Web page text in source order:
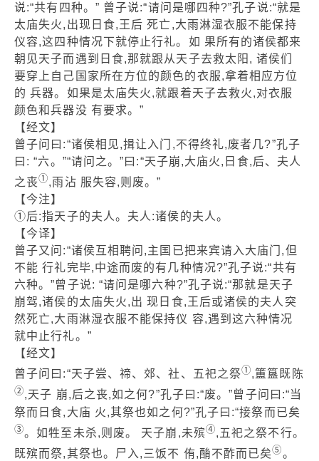
说:“共有四种。” 曾子说:“请问是哪四种?”孔子说:“就是
太庙失火,出现日食,王后 死亡,大雨淋湿衣服不能保持
仪容,这四种情况下就停止行礼。如 果所有的诸侯都来
朝见天子而遇到日食,那就跟从天子去救太阳, 诸侯们
要穿上自己国家所在方位的颜色的衣服,拿着相应方位
的 兵器。如果是太庙失火,就跟着天子去救火,对衣服
颜色和兵器没 有要求。”
【经文】
曾子问曰:“诸侯相见,揖让入门,不得终礼,废者几?”孔子
曰: “六。”“请问之。”曰:“天子崩,大庙火,日食,后、夫人
之丧①,雨沾 服失容,则废。”
【今注】
①后:指天子的夫人。夫人:诸侯的夫人。
【今译】
曾子又问:“诸侯互相聘问,主国已把来宾请入大庙门,但
不能 行礼完毕,中途而废的有几种情况?”孔子说:“共有
六种。”曾子说: “请问是哪六种?”孔子说:“那就是天子
崩驾,诸侯的太庙失火,出 现日食,王后或诸侯的夫人突
然死亡,大雨淋湿衣服不能保持仪 容,遇到这六种情况
就中止行礼。”
【经文】
曾子问曰:“天子尝、禘、郊、社、五祀之祭①,簠簋既陈
②,天子 崩,后之丧,如之何?”孔子曰:“废。”曾子问曰:“当
祭而日食,大庙 火,其祭也如之何?”孔子曰:“接祭而已矣
③。如牲至未杀,则废。 天子崩,未殡④,五祀之祭不行。
既殡而祭,其祭也。尸入,三饭不 侑,酳不酢而已矣⑤。